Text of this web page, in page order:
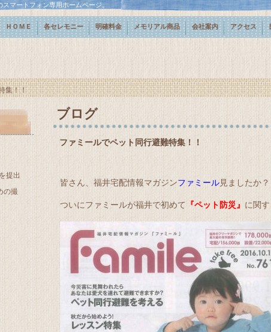
マートフォン専用ホームページ。
ＨＯＭＥ 各セレモニー 明確料金 メモリアル商品 会社案内 アクセス
集！！
ブログ
ファミールでペット同行避難特集！！
皆さん、福井宅配情報マガジンファミール見ましたか？
ついにファミールが福井で初めて 『ペット防災』 に関
提出
の撮